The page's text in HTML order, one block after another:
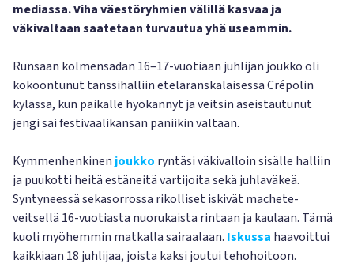
mediassa. Viha väestöryhmien välillä kasvaa ja
väkivaltaan saatetaan turvautua yhä useammin.
Runsaan kolmensadan 16–17-vuotiaan juhlijan joukko oli
kokoontunut tanssihalliin eteläranskalaisessa Crépolin
kylässä, kun paikalle hyökännyt ja veitsin aseistautunut
jengi sai festivaalikansan paniikin valtaan.
Kymmenhenkinen joukko ryntäsi väkivalloin sisälle halliin
ja puukotti heitä estäneitä vartijoita sekä juhlaväkeä.
Syntyneessä sekasorrossa rikolliset iskivät machete-
veitsellä 16-vuotiasta nuorukaista rintaan ja kaulaan. Tämä
kuoli myöhemmin matkalla sairaalaan. Iskussa haavoittui
kaikkiaan 18 juhlijaa, joista kaksi joutui tehohoitoon.